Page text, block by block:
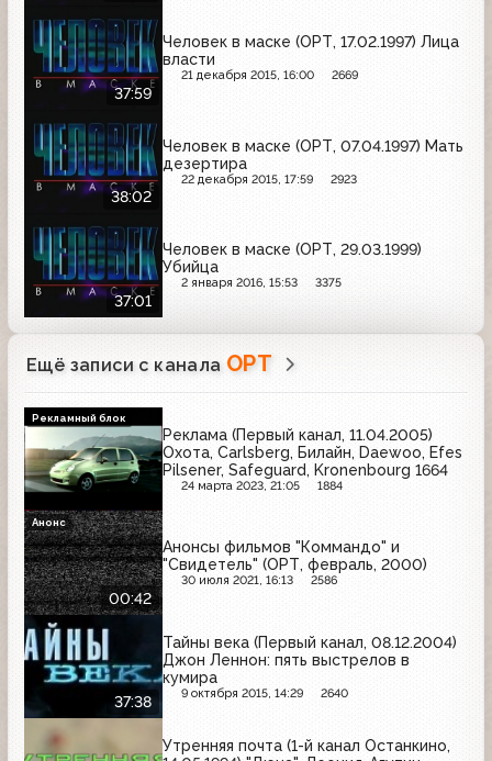
37:59
Человек в маске (ОРТ, 17.02.1997) Лица
власти
21 декабря 2015, 16:00 2669
38:02
Человек в маске (ОРТ, 07.04.1997) Мать
дезертира
22 декабря 2015, 17:59 2923
37:01
Человек в маске (ОРТ, 29.03.1999)
Убийца
2 января 2016, 15:53 3375
Ещё записи с канала ОРТ
Реклама (Первый канал, 11.04.2005)
Охота, Carlsberg, Билайн, Daewoo, Efes
Pilsener, Safeguard, Kronenbourg 1664
24 марта 2023, 21:05 1884
Рекламный блок
00:42
Анонсы фильмов "Коммандо" и
"Свидетель" (ОРТ, февраль, 2000)
30 июля 2021, 16:13 2586
Анонс
37:38
Тайны века (Первый канал, 08.12.2004)
Джон Леннон: пять выстрелов в
кумира
9 октября 2015, 14:29 2640
Утренняя почта (1-й канал Останкино,